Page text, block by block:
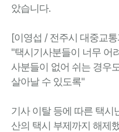
았습니다.
[이영섭 / 전주시 대중교
"택시기사분들이 너무 어
사분들이 없어 쉬는 경우
살아날 수 있도록"
기사 이탈 등에 따른 택시
산의 택시 부제까지 해제